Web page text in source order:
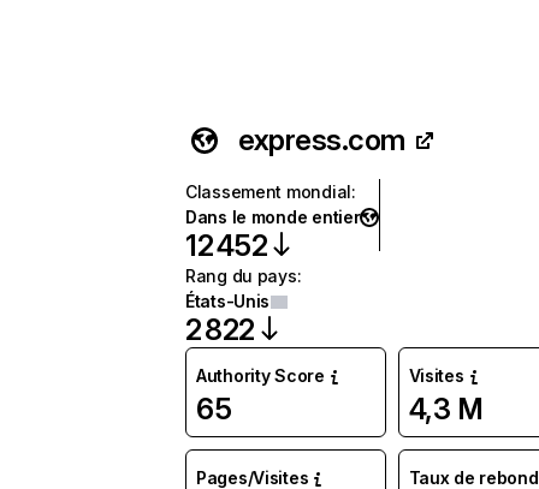
express.com
Classement mondial:
Dans le monde entier
12 452
Rang du pays:
États-Unis
2 822
Authority Score
65
Visites
4,3 M
Pages/Visites Taux de rebond